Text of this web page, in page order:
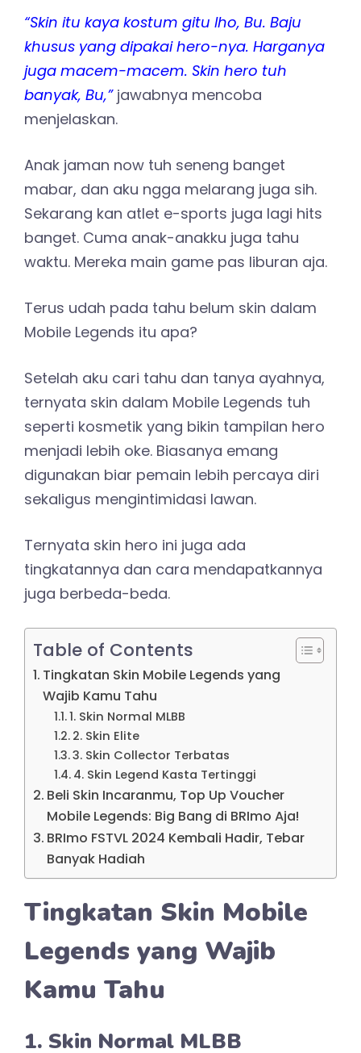
“Skin itu kaya kostum gitu lho, Bu. Baju
khusus yang dipakai hero-nya. Harganya
juga macem-macem. Skin hero tuh
banyak, Bu,”jawabnya mencoba
menjelaskan.
Anak jaman now tuh seneng banget
mabar, dan aku ngga melarang juga sih.
Sekarang kan atlet e-sports juga lagi hits
banget. Cuma anak-anakku juga tahu
waktu. Mereka main game pas liburan aja.
Terus udah pada tahu belum skin dalam
Mobile Legends itu apa?
Setelah aku cari tahu dan tanya ayahnya,
ternyata skin dalam Mobile Legends tuh
seperti kosmetik yang bikin tampilan hero
menjadi lebih oke. Biasanya emang
digunakan biar pemain lebih percaya diri
sekaligus mengintimidasi lawan.
Ternyata skin hero ini juga ada
tingkatannya dan cara mendapatkannya
juga berbeda-beda.
Table of Contents
Tingkatan Skin Mobile Legends yang
Wajib Kamu Tahu
1. Skin Normal MLBB
2. Skin Elite
3. Skin Collector Terbatas
4. Skin Legend Kasta Tertinggi
Beli Skin Incaranmu, Top Up Voucher
Mobile Legends: Big Bang di BRImo Aja!
BRImo FSTVL 2024 Kembali Hadir, Tebar
Banyak Hadiah
Tingkatan Skin Mobile
Legends yang Wajib
Kamu Tahu
1. Skin Normal MLBB